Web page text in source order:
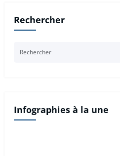
Rechercher
Infographies à la une